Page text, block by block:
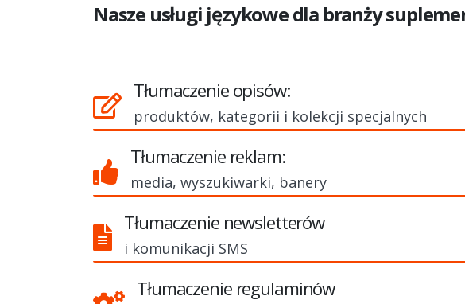
Nasze usługi językowe dla branży
Tłumaczenie opisów:
produktów, kategorii i kolekcji specjalnych
Tłumaczenie reklam:
media, wyszukiwarki, banery
Tłumaczenie newsletterów
i komunikacji SMS
Tłumaczenie regulaminów